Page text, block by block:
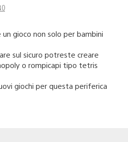
gioco non solo per bambini
sul sicuro potreste creare
o rompicapi tipo tetris
giochi per questa periferica